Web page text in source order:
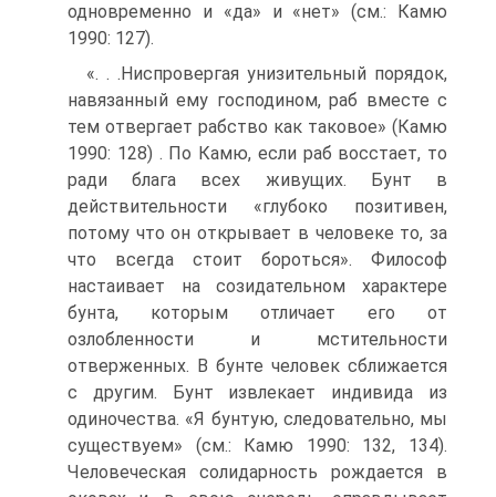
одновременно и «да» и «нет» (см.: Камю
1990: 127).
«. . .Ниспровергая унизительный порядок,
навязанный ему господином, раб вместе с
тем отвергает рабство как таковое» (Камю
1990: 128) . По Камю, если раб восстает, то
ради блага всех живущих. Бунт в
действительности «глубоко позитивен,
потому что он открывает в человеке то, за
что всегда стоит бороться». Философ
настаивает на созидательном характере
бунта, которым отличает его от
озлобленности и мстительности
отверженных. В бунте человек сближается
с другим. Бунт извлекает индивида из
одиночества. «Я бунтую, следовательно, мы
существуем» (см.: Камю 1990: 132, 134).
Человеческая солидарность рождается в